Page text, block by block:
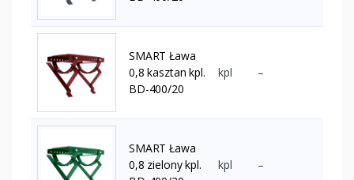
SMART Ława
0,8 kasztan kpl.
BD-400/20
kpl –
SMART Ława
0,8 zielony kpl.
kpl –